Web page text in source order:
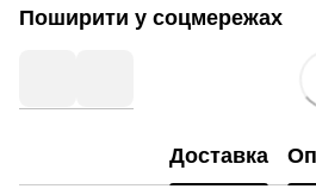
Поширити у соцмережах
Доставка